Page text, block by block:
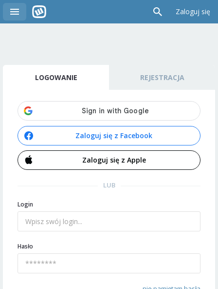
Zaloguj się
LOGOWANIE REJESTRACJA
Zaloguj się z Facebook
Zaloguj się z Apple
LUB
Login
Hasło